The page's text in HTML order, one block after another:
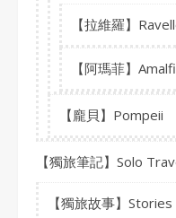
【拉維羅】
【阿瑪菲】Amalfi
【龐貝】Pompeii
【獨旅筆記】Solo
【獨旅故事】Stories